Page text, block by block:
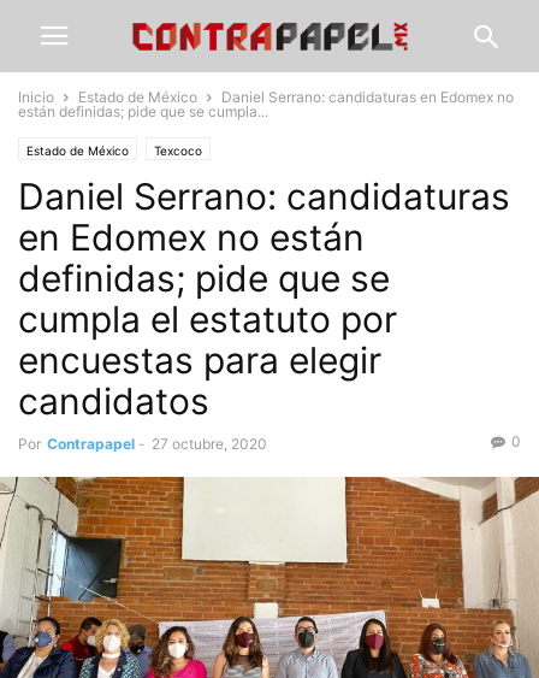
Inicio Estado de México
Daniel Serrano: candidaturas en Edomex no
están definidas; pide que se cumpla...
Estado de México Texcoco
Daniel Serrano: candidaturas
en Edomex no están
definidas; pide que se
cumpla el estatuto por
encuestas para elegir
candidatos
Por Contrapapel - 27 octubre, 2020 0